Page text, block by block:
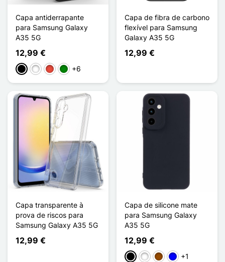
Capa antiderrapante
para Samsung Galaxy
A35 5G
12,99 €
PretoBrancoVermelho
Verde
+6
Capa de fibra de carbono
flexível para Samsung
Galaxy A35 5G
12,99 €
Capa transparente à
prova de riscos para
Samsung Galaxy A35 5G
12,99 €
Capa de silicone mate
para Samsung Galaxy
A35 5G
12,99 €
PretoBrancoCastanho
Azul+1